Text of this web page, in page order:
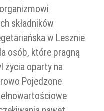
składników
w Lesznie
osób, które pragną
życia oparty na
Pojedzone